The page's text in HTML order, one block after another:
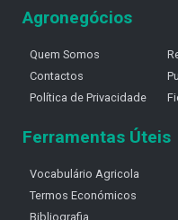
Agronegócios
Quem Somos
Contactos
Política de Privacidade
Ferramentas Úteis
Vocabulário Agricola
Termos Económicos
Bibliografia